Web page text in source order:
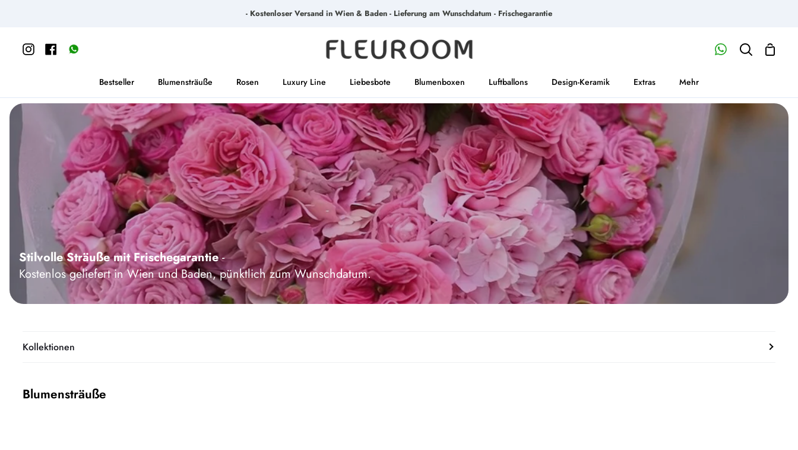
- Kostenloser Versand in Wien & Baden - Lieferung am Wunschdatum - Frischegarantie
InstagramFacebookhttps://wa.me/message/65S6SGWSKU3YK1
Mein
Suchen
Bestseller Blumensträuße Rosen Luxury Line Liebesbote Blumenboxen Luftballons Design-Keramik Extras Mehr
Stilvolle Sträuße mit Frischegarantie-
Kostenlos geliefert in Wien und Baden, pünktlich zum Wunschdatum.
Kollektionen
Blumensträuße